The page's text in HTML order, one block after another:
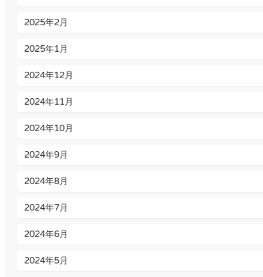
2025年2月
2025年1月
2024年12月
2024年11月
2024年10月
2024年9月
2024年8月
2024年7月
2024年6月
2024年5月